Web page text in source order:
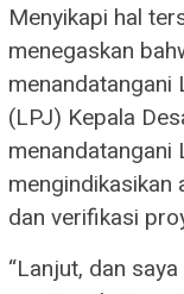
Menyikapi hal
menegaskan
(LPJ) Kepala
menandatangani
mengindikasikan
dan verifikasi
“Lanjut, dan